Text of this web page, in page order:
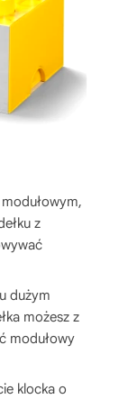
z
dużym
możesz z
modułowy
klocka o